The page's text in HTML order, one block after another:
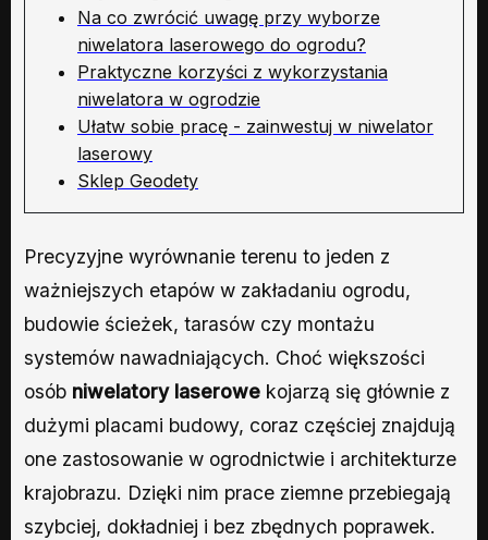
Na co zwrócić uwagę przy wyborze
niwelatora laserowego do ogrodu?
Praktyczne korzyści z wykorzystania
niwelatora w ogrodzie
Ułatw sobie pracę - zainwestuj w niwelator
laserowy
Sklep Geodety
Precyzyjne wyrównanie terenu to jeden z
ważniejszych etapów w zakładaniu ogrodu,
budowie ścieżek, tarasów czy montażu
systemów nawadniających. Choć większości
osób niwelatory laserowe kojarzą się głównie z
dużymi placami budowy, coraz częściej znajdują
one zastosowanie w ogrodnictwie i architekturze
krajobrazu. Dzięki nim prace ziemne przebiegają
szybciej, dokładniej i bez zbędnych poprawek.